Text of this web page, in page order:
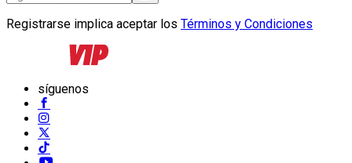
Registrarse implica aceptar los Términos y Condiciones
síguenos